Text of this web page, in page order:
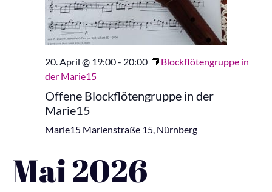
20. April @ 19:00- 20:00
Blockflötengruppe in
der Marie15
Offene Blockflötengruppe in der
Marie15
Marie15 Marienstraße 15, Nürnberg
Mai 2026